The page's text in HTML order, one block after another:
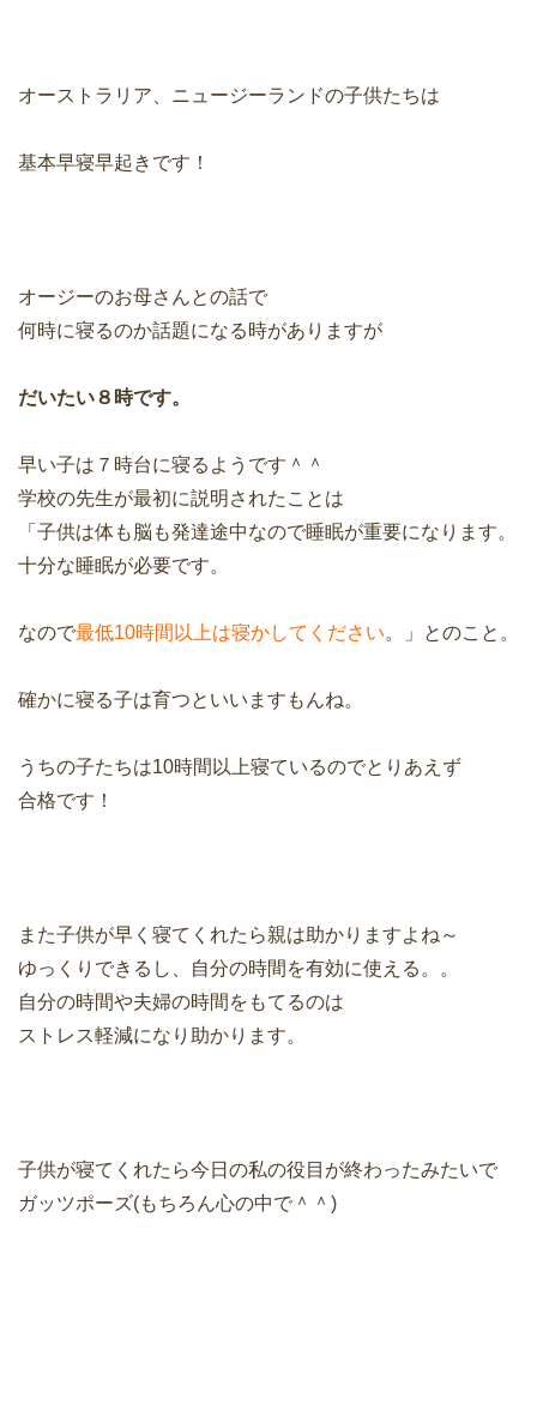
オーストラリア、ニュージーランドの子供たちは
基本早寝早起きです！
オージーのお母さんとの話で
何時に寝るのか話題になる時がありますが
だいたい８時です。
早い子は７時台に寝るようです＾＾
学校の先生が最初に説明されたことは
「子供は体も脳も発達途中なので睡眠が重要になります。
十分な睡眠が必要です。
なので最低10時間以上は寝かしてください。」とのこと。
確かに寝る子は育つといいますもんね。
うちの子たちは10時間以上寝ているのでとりあえず
合格です！
また子供が早く寝てくれたら親は助かりますよね～
ゆっくりできるし、自分の時間を有効に使える。。
自分の時間や夫婦の時間をもてるのは
ストレス軽減になり助かります。
子供が寝てくれたら今日の私の役目が終わったみたいで
ガッツポーズ(もちろん心の中で＾＾)